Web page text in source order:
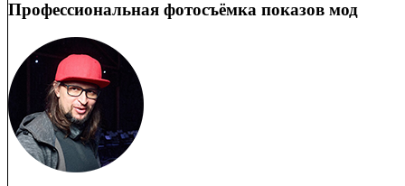
Профессиональная фотосъёмка показов мод